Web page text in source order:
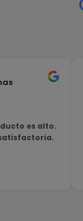
es alto.